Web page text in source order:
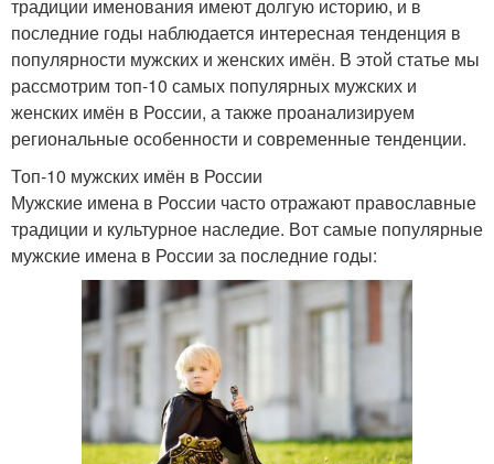
традиции именования имеют долгую историю, и в
последние годы наблюдается интересная тенденция в
популярности мужских и женских имён. В этой статье мы
рассмотрим топ-10 самых популярных мужских и
женских имён в России, а также проанализируем
региональные особенности и современные тенденции.
Топ-10 мужских имён в России
Мужские имена в России часто отражают православные
традиции и культурное наследие. Вот самые популярные
мужские имена в России за последние годы: